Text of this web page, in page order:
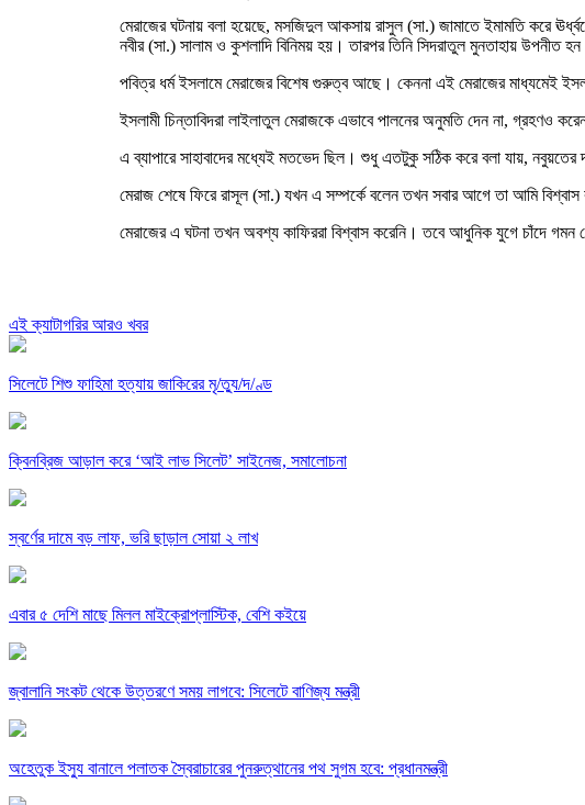
মেরাজের ঘটনায় বলা হয়েছে, মসজিদুল আকসায় রাসুল (সা.) জামাতে ইমামতি করে
নবীর (সা.) সালাম ও কুশলাদি বিনিময় হয়। তারপর তিনি সিদরাতুল মুনতাহায়
পবিত্র ধর্ম ইসলামে মেরাজের বিশেষ গুরুত্ব আছে। কেননা এই মেরাজের মাধ্যমেই
ইসলামী চিন্তাবিদরা লাইলাতুল মেরাজকে এভাবে পালনের অনুমতি দেন না, গ্রহণও
এ ব্যাপারে সাহাবাদের মধ্যেই মতভেদ ছিল। শুধু এতটুকু সঠিক করে বলা যায়,
মেরাজ শেষে ফিরে রাসূল (সা.) যখন এ সম্পর্কে বলেন তখন সবার আগে তা আমি
মেরাজের এ ঘটনা তখন অবশ্য কাফিররা বিশ্বাস করেনি। তবে আধুনিক যুগে চাঁদে গমন
এই ক্যাটাগরির আরও খবর
সিলেটে শিশু ফাহিমা হত্যায় জাকিরের মৃ/ত্যু/দ/ণ্ড
ক্বিনব্রিজ আড়াল করে ‘আই লাভ সিলেট’ সাইনেজ, সমালোচনা
স্বর্ণের দামে বড় লাফ, ভরি ছাড়াল সোয়া ২ লাখ
এবার ৫ দেশি মাছে মিলল মাইক্রোপ্লাস্টিক, বেশি কইয়ে
জ্বালানি সংকট থেকে উত্তরণে সময় লাগবে: সিলেটে বাণিজ্য মন্ত্রী
অহেতুক ইস্যু বানালে পলাতক স্বৈরাচারের পুনরুত্থানের পথ সুগম হবে: প্রধানমন্ত্রী